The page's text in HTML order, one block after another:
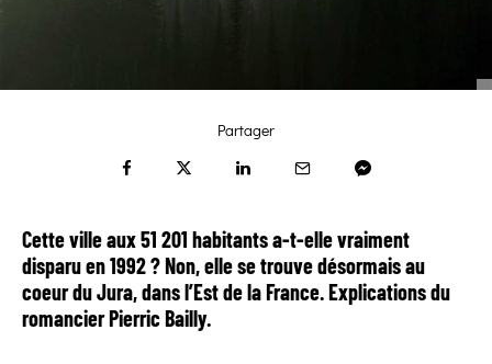
Partager
Cette ville aux 51 201 habitants a-t-elle vraiment
disparu en 1992 ? Non, elle se trouve désormais au
coeur du Jura, dans l’Est de la France. Explications du
romancier Pierric Bailly.